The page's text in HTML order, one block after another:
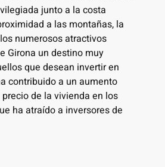
junto a la costa
a las montañas, la
numerosos atractivos
Girona un destino muy
que desean invertir en
contribuido a un aumento
de la vivienda en los
ha atraído a inversores de